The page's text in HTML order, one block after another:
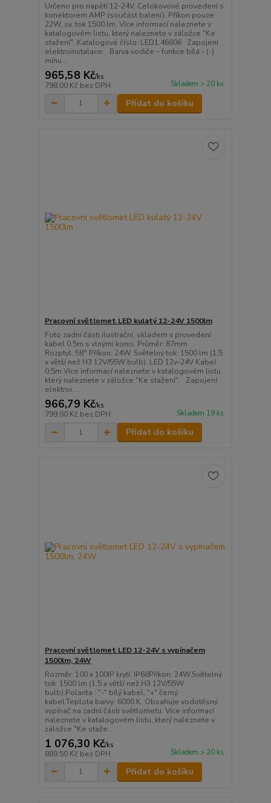
Určeno pro napětí 12-24V. Celokovové provedení s
konektorem AMP (součást balení). Příkon pouze
22W, sv. tok 1500 lm. Více informací naleznete v
katalogovém listu, který naleznete v záložce "Ke
stažení". Katalogové číslo: LED1.46806 Zapojení
elektroinstalace: Barva vodiče – funkce bílá - (-)
mínu...
965,58 Kč/ks
798,00 Kč bez DPH Skladem > 20 ks
Přidat do košíku
Pracovní světlomet LED kulatý 12-24V 1500lm
Foto zadní části ilustrační, skladem v provedení
kabel 0,5m s vlnými konci. Průměr: 87mm
Rozptyl: 58° Příkon: 24W. Světelný tok: 1500 lm (1,5
x větší než H3 12V/55W bulb). LED 12v-24V Kabel
0,5m Více informací naleznete v katalogovém listu,
který naleznete v záložce "Ke stažení". Zapojení
elektroi...
966,79 Kč/ks
799,00 Kč bez DPH Skladem 19 ks
Přidat do košíku
Pracovní světlomet LED 12-24V s vypínačem
1500lm, 24W
Rozměr: 100 x 100IP krytí: IP68Příkon: 24W.Světelný
tok: 1500 lm (1,5 x větší než H3 12V/55W
bulb).Polarita : "-" bílý kabel, "+" černý
kabel.Teplota barvy: 6000 K. Obsahuje vodotěsný
vypínač na zadní části světlometu. Více informací
naleznete v katalogovém listu, který naleznete v
záložce "Ke staže...
1 076,30 Kč/ks
889,50 Kč bez DPH Skladem > 20 ks
Přidat do košíku